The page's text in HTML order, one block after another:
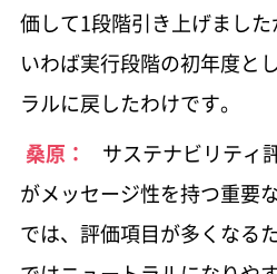
価して1段階引き上げました
いわば実行段階の初年度と
ラルに戻したわけです。
桑原：
サステナビリティ
がメッセージ性を持つ重要
では、評価項目が多くなる